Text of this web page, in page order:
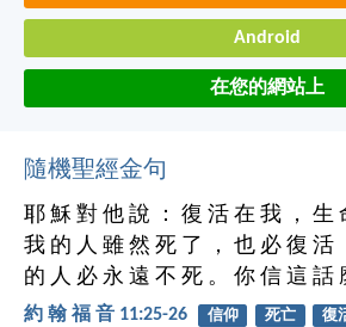
Android
在您的網站上
隨機聖經金句
耶 穌 對 他 說 ： 復 活 在 我 ， 生
我 的 人 雖 然 死 了 ， 也 必 復 活
的 人 必 永 遠 不 死 。 你 信 這 話
約 翰 福 音 11:25-26 信仰 死亡 復